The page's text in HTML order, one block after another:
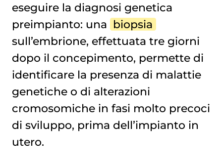
eseguire la diagnosi genetica
preimpianto: una biopsia
sull’embrione, effettuata tre giorni
dopo il concepimento, permette di
identificare la presenza di malattie
genetiche o di alterazioni
cromosomiche in fasi molto precoci
di sviluppo, prima dell’impianto in
utero.